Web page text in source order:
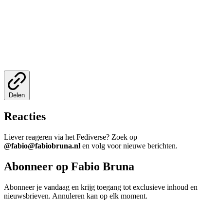
Delen
Reacties
Liever reageren via het Fediverse? Zoek op
@fabio@fabiobruna.nl en volg voor nieuwe berichten.
Abonneer op Fabio Bruna
Abonneer je vandaag en krijg toegang tot exclusieve inhoud en
nieuwsbrieven. Annuleren kan op elk moment.